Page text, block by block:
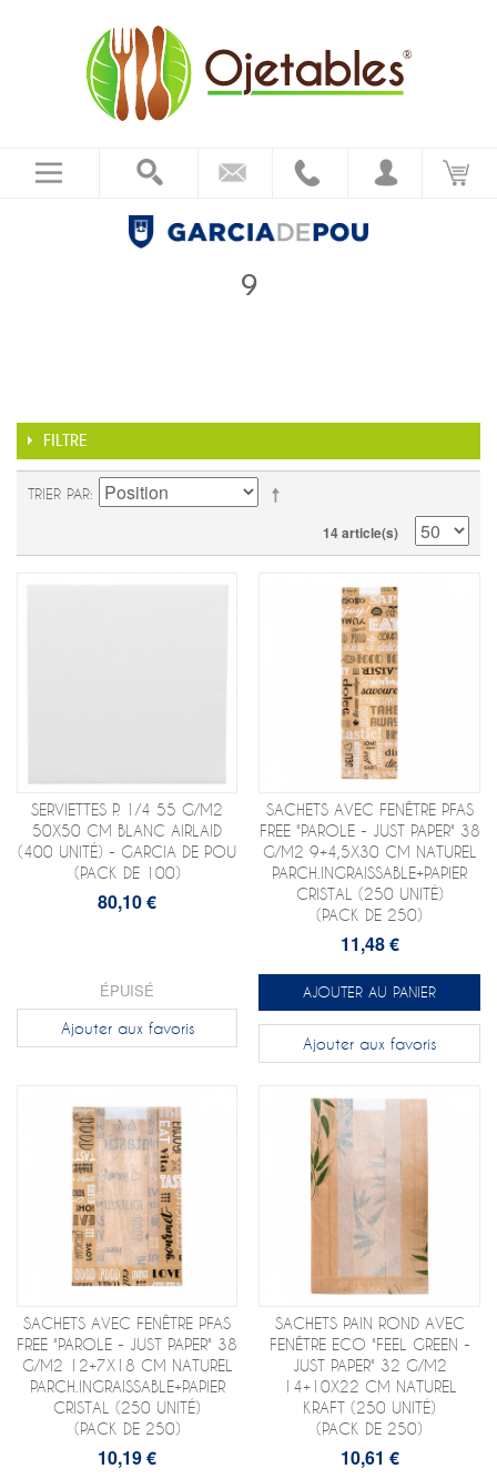
9
FILTRE
TRIER PAR
14 article(s)
SERVIETTES P. 1/4 55 G/M2
50X50 CM BLANC AIRLAID
(400 UNITÉ) - GARCIA DE POU
(PACK DE 100)
80,10 €
ÉPUISÉ
Ajouter aux favoris
SACHETS AVEC FENÊTRE PFAS
FREE "PAROLE - JUST PAPER" 38
G/M2 9+4,5X30 CM NATUREL
PARCH.INGRAISSABLE+PAPIER
CRISTAL (250 UNITÉ)
(PACK DE 250)
11,48 €
AJOUTER AU PANIER
Ajouter aux favoris
SACHETS AVEC FENÊTRE PFAS
FREE "PAROLE - JUST PAPER" 38
G/M2 12+7X18 CM NATUREL
PARCH.INGRAISSABLE+PAPIER
CRISTAL (250 UNITÉ)
(PACK DE 250)
10,19 €
SACHETS PAIN ROND AVEC
FENÊTRE ECO "FEEL GREEN -
JUST PAPER" 32 G/M2
14+10X22 CM NATUREL
KRAFT (250 UNITÉ)
(PACK DE 250)
10,61 €